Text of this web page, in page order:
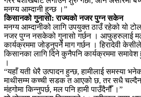
मनग्य आम्दानी हुन्छ ।”
किसानको गुनासो: राज्यको नजर पुग्न सकेन
मनग्य आम्दानीको लागि उपयुक्त ठाउँ रहेको यो
नजर पुग्न नसकेको गुनासो गर्छन । आफुहरुलाई
कार्यक्रममा जोड्नुपर्ने माग गर्छन । हिरादेवी
किसानका लागि दिने कुनैपनि कार्यक्रममा
।
“यहाँ यती धेरै उत्पादन हुन्छ, हामीलाई समस्या
माथीसम्म कच्ची सडक त आएको छ, तर सधै
मंहगोमा किन्नुपर्छ, मल पनि हामी पाउँदैनौँ ।”